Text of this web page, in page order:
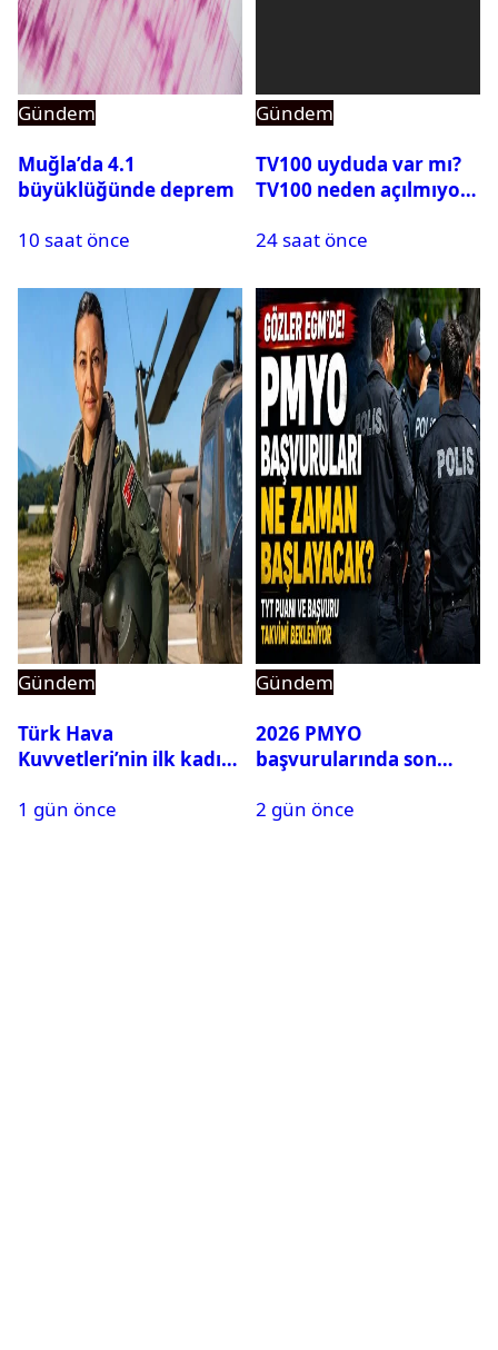
Gündem
Muğla’da 4.1
büyüklüğünde deprem
10 saat önce
Gündem
TV100 uyduda var mı?
TV100 neden açılmıyor?
24 saat önce
Gündem
Türk Hava
Kuvvetleri’nin ilk kadın
Karapınar hakkında
1 gün önce
Gündem
2026 PMYO
başvurularında son
2 gün önce